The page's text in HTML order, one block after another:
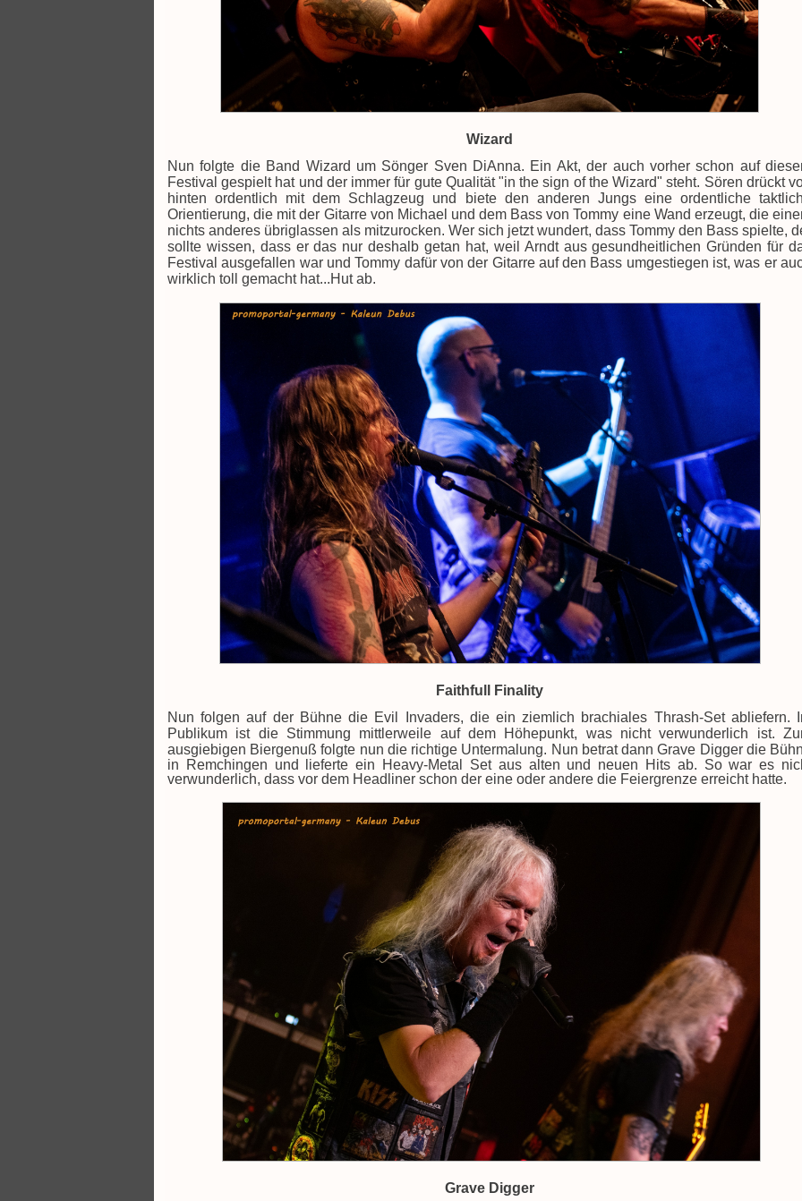
Wizard
Nun folgte die Band Wizard um Sönger Sven DiAnna. Ein Akt, der auch vorher schon auf
Festival gespielt hat und der immer für gute Qualität "in the sign of the Wizard" steht. Sören drückt
hinten ordentlich mit dem Schlagzeug und biete den anderen Jungs eine ordentliche
Orientierung, die mit der Gitarre von Michael und dem Bass von Tommy eine Wand erzeugt, die
nichts anderes übriglassen als mitzurocken. Wer sich jetzt wundert, dass Tommy den Bass spielte,
sollte wissen, dass er das nur deshalb getan hat, weil Arndt aus gesundheitlichen Gründen für
Festival ausgefallen war und Tommy dafür von der Gitarre auf den Bass umgestiegen ist, was er
wirklich toll gemacht hat...Hut ab.
Faithfull Finality
Nun folgen auf der Bühne die Evil Invaders, die ein ziemlich brachiales Thrash-Set abliefern.
Publikum ist die Stimmung mittlerweile auf dem Höhepunkt, was nicht verwunderlich ist.
ausgiebigen Biergenuß folgte nun die richtige Untermalung. Nun betrat dann Grave Digger die
in Remchingen und lieferte ein Heavy-Metal Set aus alten und neuen Hits ab. So war es
verwunderlich, dass vor dem Headliner schon der eine oder andere die Feiergrenze erreicht hatte.
Grave Digger